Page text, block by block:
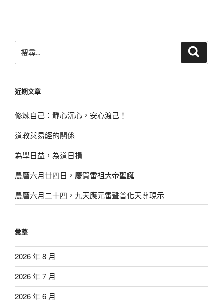
尋
字:
近期文章
修煉自己：靜心沉心，安心渡己！
道教與易經的關係
為學日益，為道日損
農曆六月廿四日，慶賀雷祖大帝聖誕
農曆六月二十四，九天應元雷聲普化天尊現示
彙整
2026 年 8 月
2026 年 7 月
2026 年 6 月